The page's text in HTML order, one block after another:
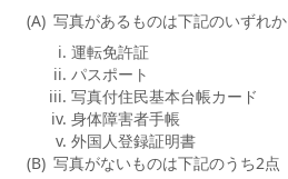
写真があるものは下記のいずれ
運転免許証
パスポート
写真付住民基本台帳カード
身体障害者手帳
外国人登録証明書
写真がないものは下記のうち2点